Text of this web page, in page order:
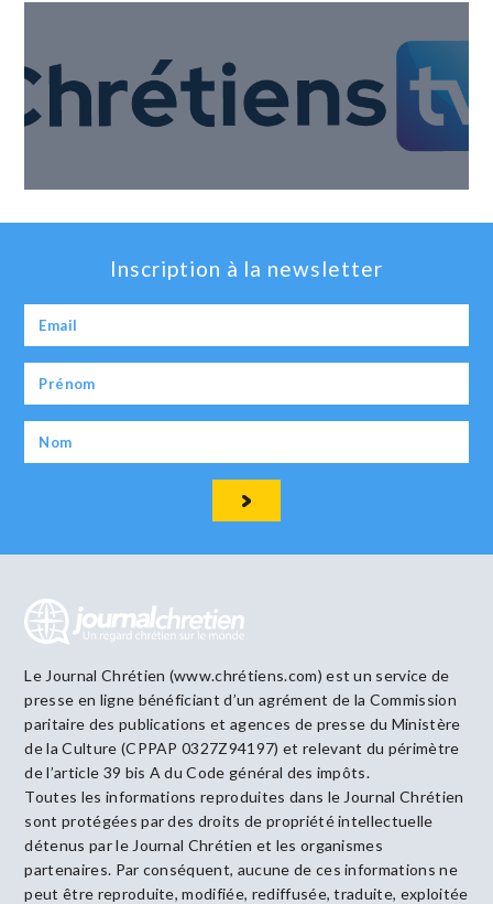
Inscription à la newsletter
Le Journal Chrétien (www.chrétiens.com) est un service de
presse en ligne bénéficiant d’un agrément de la Commission
paritaire des publications et agences de presse du Ministère
de la Culture (CPPAP 0327Z94197) et relevant du périmètre
de l’article 39 bis A du Code général des impôts.
Toutes les informations reproduites dans le Journal Chrétien
sont protégées par des droits de propriété intellectuelle
détenus par le Journal Chrétien et les organismes
partenaires. Par conséquent, aucune de ces informations ne
peut être reproduite, modifiée, rediffusée, traduite, exploitée